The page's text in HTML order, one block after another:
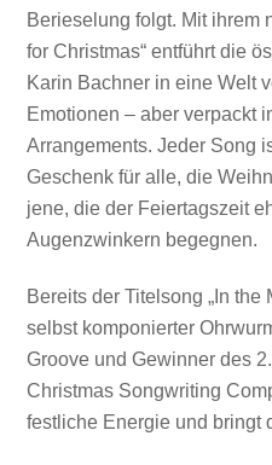
Berieselung folgt. Mit ihrem
for Christmas“ entführt die
Karin Bachner in eine Welt
Emotionen – aber verpackt
Arrangements. Jeder Song
Geschenk für alle, die
jene, die der Feiertagszeit
Augenzwinkern begegnen.
Bereits der Titelsong „In the
selbst komponierter
Groove und Gewinner des
Christmas Songwriting
festliche Energie und bringt